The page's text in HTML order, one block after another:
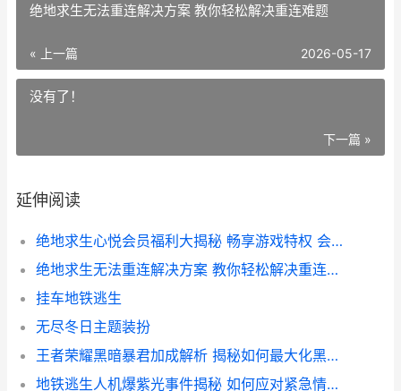
绝地求生无法重连解决方案 教你轻松解决重连难题
« 上一篇 2026-05-17
没有了！
下一篇 »
延伸阅读
绝地求生心悦会员福利大揭秘 畅享游戏特权 会员价格解析
绝地求生无法重连解决方案 教你轻松解决重连难题
挂车地铁逃生
无尽冬日主题装扮
王者荣耀黑暗暴君加成解析 揭秘如何最大化黑暗暴君属性加成
地铁逃生人机爆紫光事件揭秘 如何应对紧急情况下的安全逃生技巧